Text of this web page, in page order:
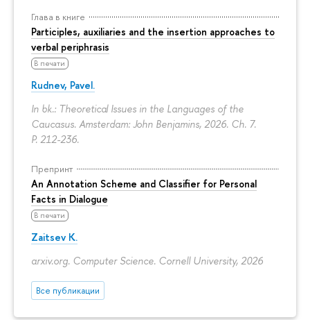
Глава в книге
Participles, auxiliaries and the insertion approaches to
verbal periphrasis
В печати
Rudnev, Pavel.
In bk.: Theoretical Issues in the Languages of the
Caucasus. Amsterdam: John Benjamins, 2026. Ch. 7.
P. 212-236.
Препринт
An Annotation Scheme and Classifier for Personal
Facts in Dialogue
В печати
Zaitsev K.
arxiv.org. Computer Science. Cornell University, 2026
Все публикации